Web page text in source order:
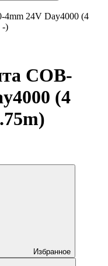
4mm 24V Day4000 (4
-)
COB-
(4
Избранное